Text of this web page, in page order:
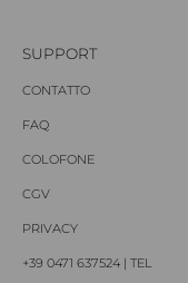
SUPPORT
CONTATTO
FAQ
COLOFONE
CGV
PRIVACY
+39 0471 637524 | TEL